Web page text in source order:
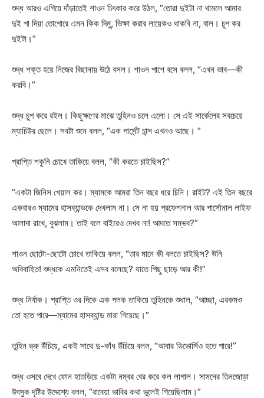
শুদ্ধ আরও এগিয়ে দাঁড়াতেই শাওন চিৎকার করে উঠল, “তোরা দুইটা না থামলে আমার
দুই পা দিয়া তোগোরে এমন কিক দিমু, ভিক্ষা করার লায়েকও থাকবি না, বাল। চুপ কর
দুইটা।”
শুদ্ধ শক্ত হয়ে নিজের বিছানায় উঠে বসল। শাওন পাশে বসে বলল, “এখন ভাব—কী
করবি।”
শুদ্ধ চুপ করে রইল। কিছুক্ষণের মাঝে তুহিনও চলে এলো। সে এই সার্কেলের সবচেয়ে
ম্যাচিউর ছেলে। সবটা শুনে বলল, “এক পার্সেন্ট চান্স এখনও আছে। ”
প্রাপ্তি শকুনি চোখে তাকিয়ে বলল, “কী করতে চাইছিস?”
“একটা জিনিস খেয়াল কর। ম্যামকে আমরা তিন বছর ধরে চিনি। রাইট? এই তিন বছরে
একবারও ম্যামের হাসব্যান্ডকে দেখলাম না। সে না হয় প্রফেশনাল আর পার্সোনাল লাইফ
আলাদা রাখে, বুঝলাম। তাই বলে বাইরেও দেখব না! আদতে সম্ভব?”
শাওন ছোটো-ছোটো চোখে তাকিয়ে বলল, “তার মানে কী বলতে চাইছিস? উনি
অবিবাহিত! শুদ্ধকে এমনিতেই এসব বলেছে? যাতে পিছু ছাড়ে আর কী!”
শুদ্ধ নির্বাক। প্রাপ্তি ওর দিকে এক পলক তাকিয়ে তুহিনকে শুধাল, “আচ্ছা, এরকমও
তো হতে পারে—ম্যামের হাসব্যান্ড মারা গিয়েছে।”
তুহিন ভ্রু উঁচিয়ে, একই সাথে দু-কাঁধ উঁচিয়ে বলল, “আবার ডিভোর্সিও হতে পারে!”
শুদ্ধ ওসবে দেখে ফোন হাতড়িয়ে একটা নম্বর বের করে কল লাগাল। সামনের তিনজোড়া
উৎসুক দৃষ্টির উদ্দেশ্যে বলল, “রাবেয়া ভাবির কথা ভুলেই গিয়েছিলাম।”